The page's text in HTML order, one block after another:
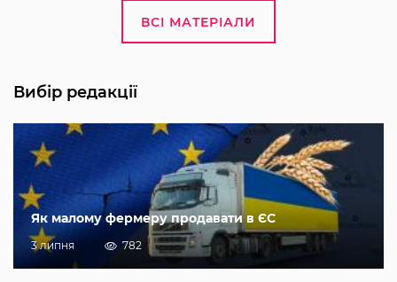
ВСІ МАТЕРІАЛИ
Вибір редакції
Як малому фермеру продавати в ЄС
3 липня 782